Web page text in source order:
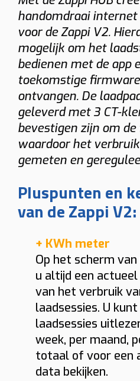
handomdraai
voor de Zappi V2.
mogelijk om het
bedienen met de app
toekomstige
ontvangen. De
geleverd met 3 CT-
bevestigen zijn om
waardoor het
gemeten en
Pluspunten en
van de Zappi V2:
+ KWh meter
Op het scherm
u altijd een
van het verbruik
laadsessies. U
laadsessies
week, per maand,
totaal of voor een
data bekijken.